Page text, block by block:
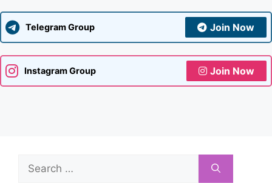
Telegram Group Join Now
Instagram Group Join Now
for: